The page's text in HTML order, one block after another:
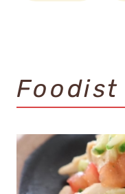
Foodist